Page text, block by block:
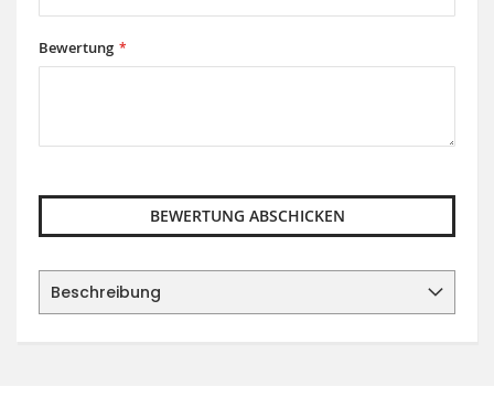
Bewertung
BEWERTUNG ABSCHICKEN
Beschreibung